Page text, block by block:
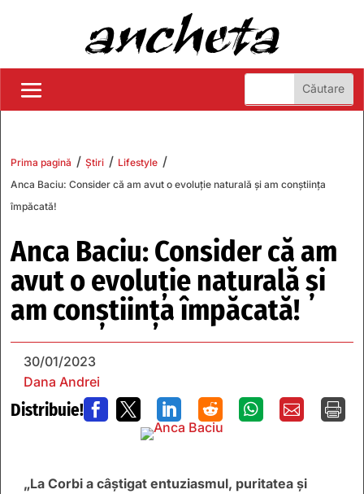
Prima pagină / Știri / Lifestyle /
Anca Baciu: Consider că am avut o evoluție naturală și am conștiința
împăcată!
Anca Baciu: Consider că am
avut o evoluție naturală și
am conștiința împăcată!
30/01/2023
Dana Andrei
Distribuie!       
„La Corbi a câştigat entuziasmul, puritatea şi